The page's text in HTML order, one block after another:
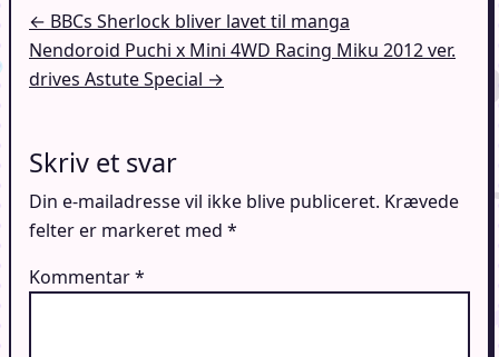
Indlægsnavigation
← BBCs Sherlock bliver lavet til manga
Nendoroid Puchi x Mini 4WD Racing Miku 2012 ver.
drives Astute Special →
Skriv et svar
Din e-mailadresse vil ikke blive publiceret. Krævede
felter er markeret med *
Kommentar*